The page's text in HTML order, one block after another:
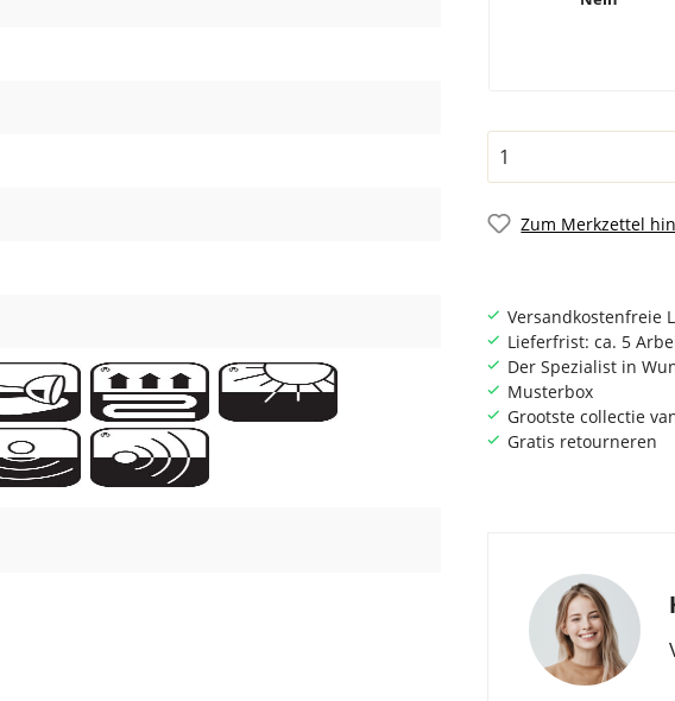
Zum Merkzettel
Versandkostenfreie
Lieferfrist: ca. 5
Der Spezialist in
Musterbox
Grootste collectie
Gratis retourneren